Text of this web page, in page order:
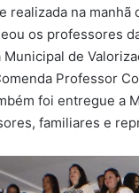
realizada na
os professores
Municipal de
Professor
foi entregue a
familiares e